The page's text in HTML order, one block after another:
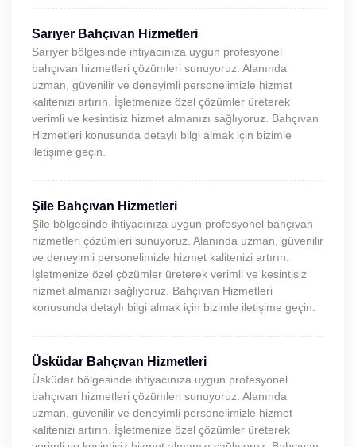
Sarıyer Bahçıvan Hizmetleri
Sarıyer bölgesinde ihtiyacınıza uygun profesyonel
bahçıvan hizmetleri çözümleri sunuyoruz. Alanında
uzman, güvenilir ve deneyimli personelimizle hizmet
kalitenizi artırın. İşletmenize özel çözümler üreterek
verimli ve kesintisiz hizmet almanızı sağlıyoruz. Bahçıvan
Hizmetleri konusunda detaylı bilgi almak için bizimle
iletişime geçin.
Şile Bahçıvan Hizmetleri
Şile bölgesinde ihtiyacınıza uygun profesyonel bahçıvan
hizmetleri çözümleri sunuyoruz. Alanında uzman, güvenilir
ve deneyimli personelimizle hizmet kalitenizi artırın.
İşletmenize özel çözümler üreterek verimli ve kesintisiz
hizmet almanızı sağlıyoruz. Bahçıvan Hizmetleri
konusunda detaylı bilgi almak için bizimle iletişime geçin.
Üsküdar Bahçıvan Hizmetleri
Üsküdar bölgesinde ihtiyacınıza uygun profesyonel
bahçıvan hizmetleri çözümleri sunuyoruz. Alanında
uzman, güvenilir ve deneyimli personelimizle hizmet
kalitenizi artırın. İşletmenize özel çözümler üreterek